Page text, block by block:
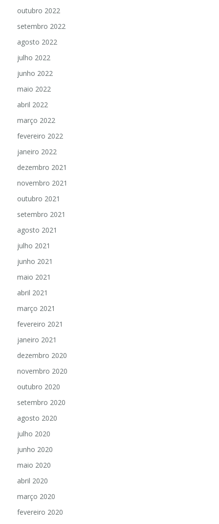
outubro 2022
setembro 2022
agosto 2022
julho 2022
junho 2022
maio 2022
abril 2022
março 2022
fevereiro 2022
janeiro 2022
dezembro 2021
novembro 2021
outubro 2021
setembro 2021
agosto 2021
julho 2021
junho 2021
maio 2021
abril 2021
março 2021
fevereiro 2021
janeiro 2021
dezembro 2020
novembro 2020
outubro 2020
setembro 2020
agosto 2020
julho 2020
junho 2020
maio 2020
abril 2020
março 2020
fevereiro 2020